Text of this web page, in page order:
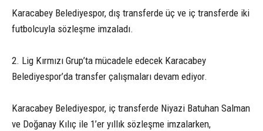
Karacabey Belediyespor, dış transferde üç ve iç transferde iki
futbolcuyla sözleşme imzaladı.
2. Lig Kırmızı Grup’ta mücadele edecek Karacabey
Belediyespor’da transfer çalışmaları devam ediyor.
Karacabey Belediyespor, iç transferde Niyazi Batuhan Salman
ve Doğanay Kılıç ile 1’er yıllık sözleşme imzalarken,